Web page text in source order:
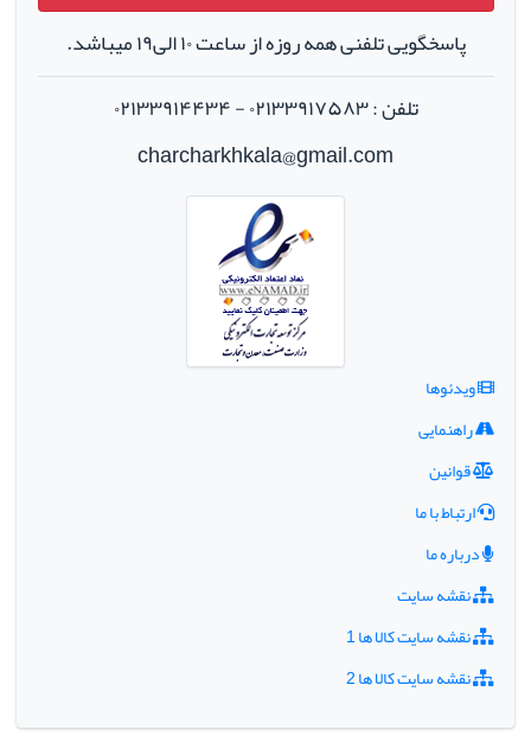
پاسخگویی تلفنی همه روزه از ساعت ۱۰ الی۱۹ میباشد.
تلفن : ۰۲۱۳۳۹۱۷۵۸۳ - ۰۲۱۳۳۹۱۴۴۳۴
charcharkhkala@gmail.com
ویدئوها
راهنمایی
قوانین
ارتباط با ما
درباره ما
نقشه سایت
نقشه سایت کالا ها 1
نقشه سایت کالا ها 2